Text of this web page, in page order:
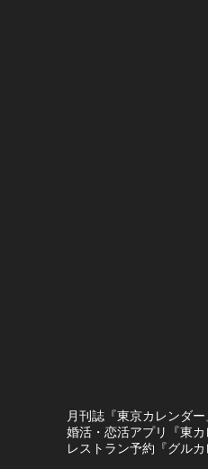
月刊誌『東京カレンダー
婚活・恋活アプリ『東カ
レストラン予約『グル